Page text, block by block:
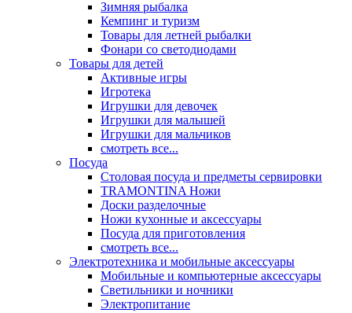
Зимняя рыбалка
Кемпинг и туризм
Товары для летней рыбалки
Фонари со светодиодами
Товары для детей
Активные игры
Игротека
Игрушки для девочек
Игрушки для малышей
Игрушки для мальчиков
смотреть все...
Посуда
Столовая посуда и предметы сервировки
TRAMONTINA Ножи
Доски разделочные
Ножи кухонные и аксессуары
Посуда для приготовления
смотреть все...
Электротехника и мобильные аксессуары
Мобильные и компьютерные аксессуары
Светильники и ночники
Электропитание